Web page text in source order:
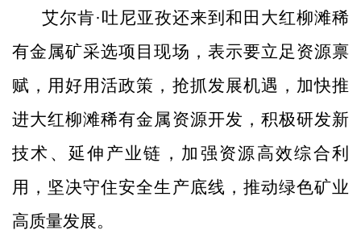
艾尔肯·吐尼亚孜还来到和田大红柳滩稀
有金属矿采选项目现场，表示要立足资源禀
赋，用好用活政策，抢抓发展机遇，加快推
进大红柳滩稀有金属资源开发，积极研发新
技术、延伸产业链，加强资源高效综合利
用，坚决守住安全生产底线，推动绿色矿业
高质量发展。